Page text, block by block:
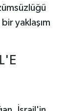
yaklaşım